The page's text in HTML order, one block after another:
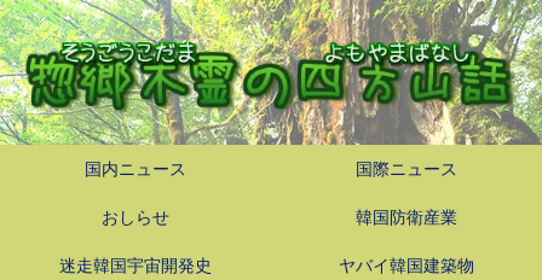
国内ニュース 国際ニュース
おしらせ 韓国防衛産業
迷走韓国宇宙開発史 ヤバイ韓国建築物